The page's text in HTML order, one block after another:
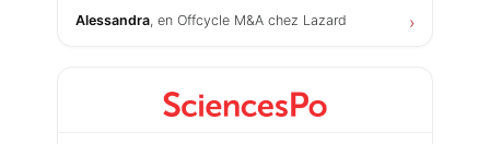
Alessandra, en Offcycle M&A chez Lazard ›